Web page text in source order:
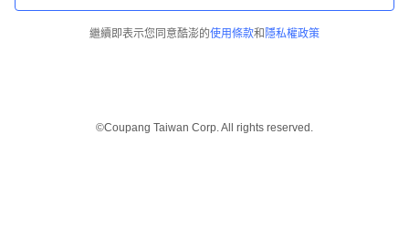
繼續即表示您同意酷澎的使用條款和 隱私權政策
©Coupang Taiwan Corp. All rights reserved.